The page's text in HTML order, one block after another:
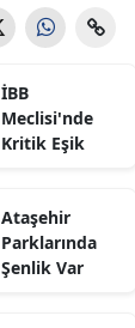
İBB
Meclisi'nde
Kritik Eşik
Ataşehir
Parklarında
Şenlik Var